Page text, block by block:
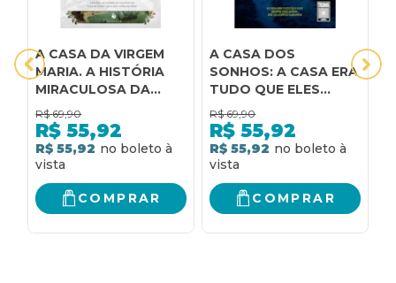
A CASA DA VIRGEM
MARIA. A HISTÓRIA
MIRACULOSA DA
TRAJETÓRIA DA
CASA DE NAZARÉ
PARA UMA COLINA DA
ITÁLIA
R$ 69,90
R$ 55,92
R$ 55,92
COMPRAR
A CASA DOS
SONHOS: A CASA ERA
TUDO QUE ELES
SEMPRE DESEJARAM...
ATÉ OS CORPOS
SURGIREM.
R$ 69,90
R$ 55,92
R$ 55,92
COMPRAR